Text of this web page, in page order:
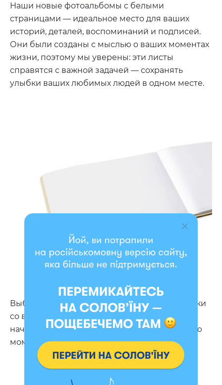
Наши новые фотоальбомы с белыми
страницами — идеальное место для ваших
историй, деталей, воспоминаний и подписей.
Они были созданы с мыслью о ваших моментах
жизни, поэтому мы уверены: эти листы
справятся с важной задачей — сохранять
улыбки ваших любимых людей в одном месте.
Выбирайте альбом по душе, печатайте снимки
со всех приключений вашей жизни и
начинайте создавать свою теплую коллекцию
моментов.